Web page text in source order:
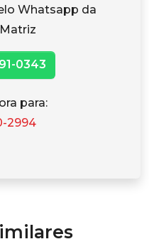
Whatsapp da
0343
para:
2994